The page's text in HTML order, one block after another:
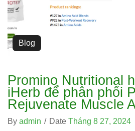
Blog
Promino Nutritional
iHerb để phân phối
Rejuvenate Muscle
By admin / Date Tháng 8 27, 2024